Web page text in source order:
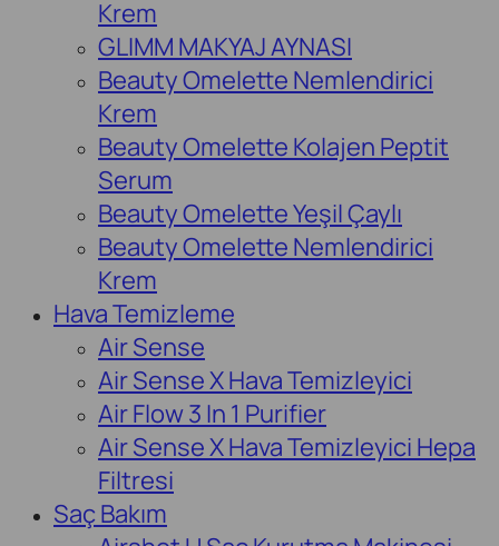
Krem
GLIMM MAKYAJ AYNASI
Beauty Omelette Nemlendirici
Krem
Beauty Omelette Kolajen Peptit
Serum
Beauty Omelette Yeşil Çaylı
Beauty Omelette Nemlendirici
Krem
Hava Temizleme
Air Sense
Air Sense X Hava Temizleyici
Air Flow 3 In 1 Purifier
Air Sense X Hava Temizleyici Hepa
Filtresi
Saç Bakım